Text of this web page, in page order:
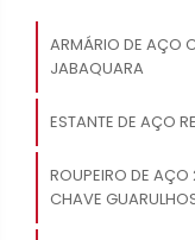
ARMÁRIO DE AÇO
JABAQUARA
ESTANTE DE AÇO
ROUPEIRO DE
CHAVE